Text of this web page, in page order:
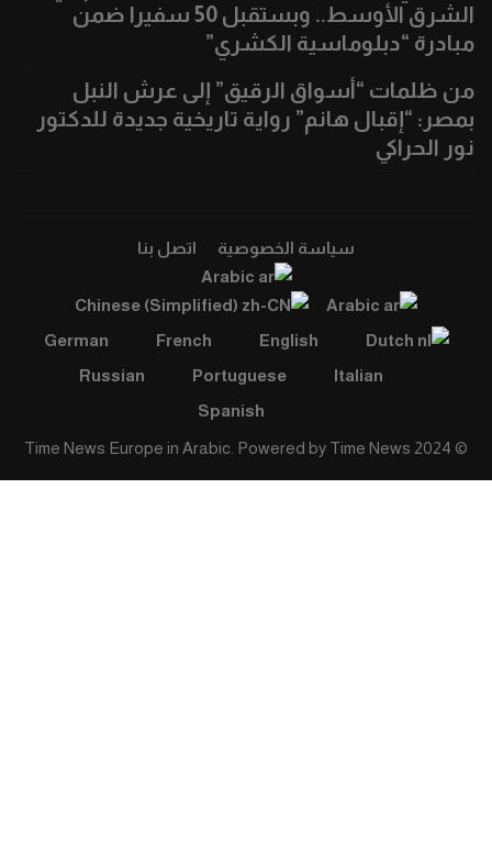
الشرق الأوسط.. وبستقبل 50 سفيرا ضمن
مبادرة “دبلوماسية الكشري”
من ظلمات “أسواق الرقيق” إلى عرش النبل
بمصر: “إقبال هانم” رواية تاريخية جديدة للدكتور
نور الحراكي
سياسة الخصوصية
اتصل بنا
Arabic
Arabic
Chinese (Simplified)
Dutch
English
French
German
Italian
Portuguese
Russian
Spanish
© 2024 Time News Europe in Arabic. Powered by
Time News